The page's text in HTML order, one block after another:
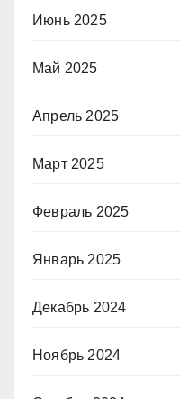
Июнь 2025
Май 2025
Апрель 2025
Март 2025
Февраль 2025
Январь 2025
Декабрь 2024
Ноябрь 2024